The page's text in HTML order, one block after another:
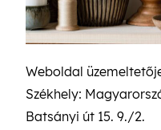
Weboldal
Székhely:
Batsányi út 15. 9./2.